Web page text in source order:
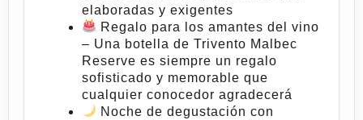
elaboradas y exigentes
Regalo para los amantes del vino
– Una botella de Trivento Malbec
Reserve es siempre un regalo
sofisticado y memorable que
cualquier conocedor agradecerá
Noche de degustación con